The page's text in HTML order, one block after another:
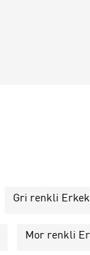
Gri renkli
Mor renkli